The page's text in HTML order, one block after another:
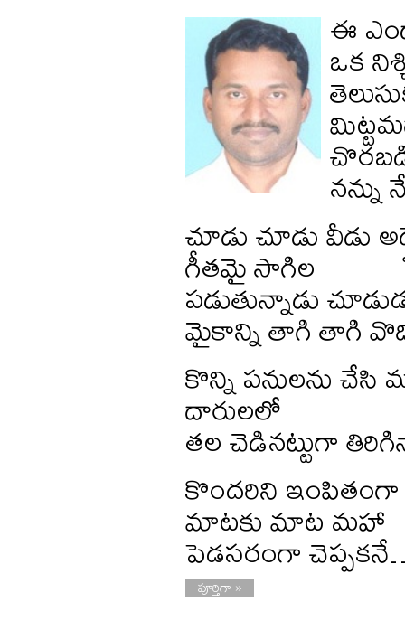
ఈ
ఒక
నన్ను
చూడు చూడు
గీతమై సాగిల
పడుతున్నాడు
మైకాన్ని తాగి తాగి
కొన్ని పనులను చేసి
దారులలో
తల చెడినట్టుగా
కొందరిని
మాటకు మాట మహా
పెడసరంగా
పూర్తిగా »